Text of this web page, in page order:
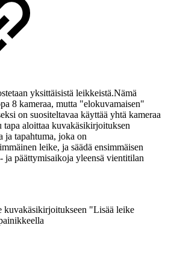
yksittäisistä leikkeistä.Nämä
8 kameraa, mutta "elokuvamaisen"
on suositeltavaa käyttää yhtä kameraa
aloittaa kuvakäsikirjoituksen
ja tapahtuma, joka on
leike, ja säädä ensimmäisen
ja päättymisaikoja yleensä vientitilan
kuvakäsikirjoitukseen "Lisää leike